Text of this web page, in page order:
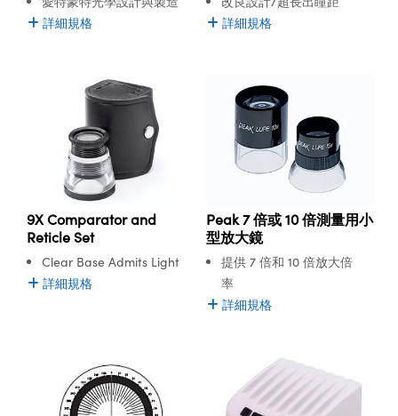
鍍）鍍膜光學元件
| 顯微鏡標靶
Mechanics | 顯微鏡用結構件
and Couplers | 中繼鏡或耦合鏡
Microscopes | 袖珍顯微鏡
放大鏡
and Optomechanics |
Interface Cameras | 高速接口相
| 模擬相機
| 成像系統
Optical Company
Components
詳細規格
詳細規格
9X Comparator and
Reticle Set
Clear Base Admits Light
詳細規格
Peak 7 倍或 10 倍測量用小
型放大鏡
提供 7 倍和 10 倍放大倍
率
詳細規格